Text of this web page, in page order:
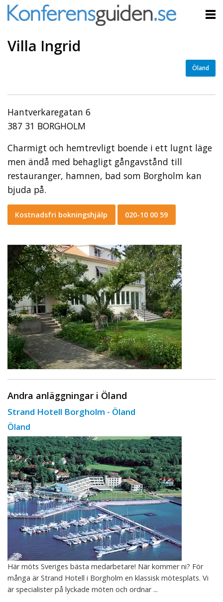
Villa Ingrid
Öland
Hantverkaregatan 6
387 31 BORGHOLM
Charmigt och hemtrevligt boende i ett lugnt läge
men ändå med behagligt gångavstånd till
restauranger, hamnen, bad som Borgholm kan
bjuda på.
Kostnadsfri bokningshjälp 020-10 00 59
Andra anläggningar i Öland
Strand Hotell Borgholm - Öland
Öland
Här möts Sveriges bästa medarbetare! När kommer ni? För
många är Strand Hotell i Borgholm en klassisk mötesplats. Vi
är specialister på lyckade möten och ordnar ...